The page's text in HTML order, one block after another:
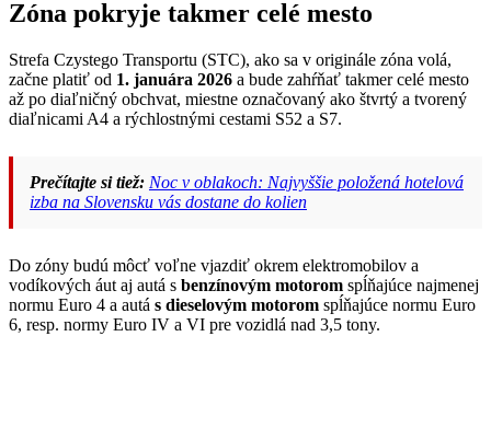
Zóna pokryje takmer celé mesto
Strefa Czystego Transportu (STC), ako sa v originále zóna volá,
začne platiť od 1. januára 2026 a bude zahŕňať takmer celé mesto
až po diaľničný obchvat, miestne označovaný ako štvrtý a tvorený
diaľnicami A4 a rýchlostnými cestami S52 a S7.
Prečítajte si tiež: Noc v oblakoch: Najvyššie položená hotelová
izba na Slovensku vás dostane do kolien
Do zóny budú môcť voľne vjazdiť okrem elektromobilov a
vodíkových áut aj autá s benzínovým motorom spĺňajúce najmenej
normu Euro 4 a autá s dieselovým motorom spĺňajúce normu Euro
6, resp. normy Euro IV a VI pre vozidlá nad 3,5 tony.